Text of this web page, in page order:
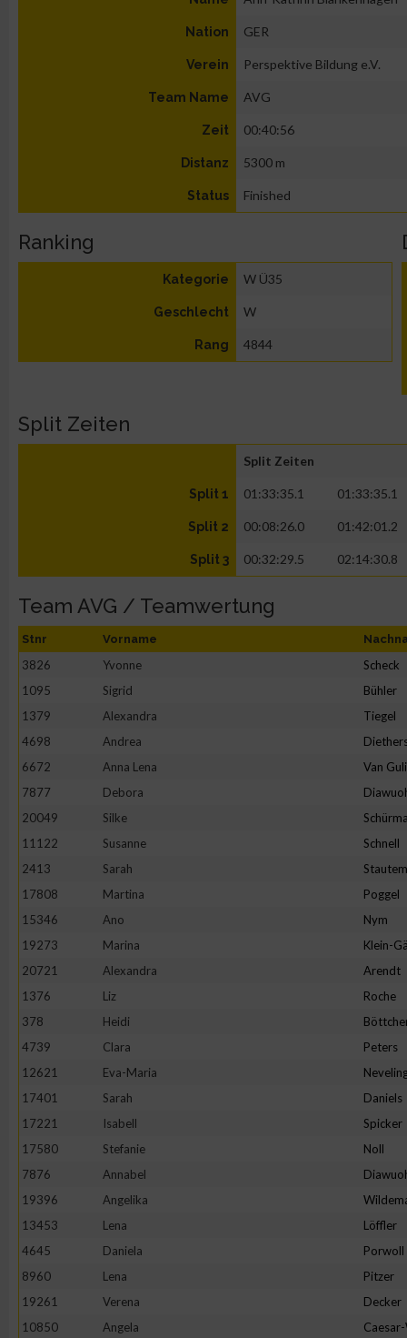
Nation GER
Verein Perspektive Bildung e.V.
Team Name AVG
Zeit 00:40:56
Distanz 5300 m
Status Finished
Ranking
Kategorie W Ü35
Geschlecht W
Rang 4844
Split Zeiten
Split Zeiten
Split 1 01:33:35.1 01:33:35.1
Split 2 00:08:26.0 01:42:01.2
Split 3 00:32:29.5 02:14:30.8
Team AVG / Teamwertung
Stnr Vorname
3826 Yvonne
Scheck
1095
Sigrid
Bühler
1379
Alexandra
Tiegel
4698
Andrea
6672
Anna Lena
Van
7877
Debora
20049
Silke
11122
Susanne
Schnell
2413
Sarah
17808
Martina
Poggel
15346
Ano
Nym
19273
Marina
Klein-
20721
Alexandra
Arendt
1376
Liz
Roche
378
Heidi
4739
Clara
Peters
12621
Eva-Maria
17401
Sarah
Daniels
17221
Isabell
Spicker
17580
Stefanie
Noll
7876
Annabel
19396
Angelika
13453
Lena
Löffler
4645
Daniela
Porwoll
8960
Lena
Pitzer
19261
Verena
Decker
10850
Angela